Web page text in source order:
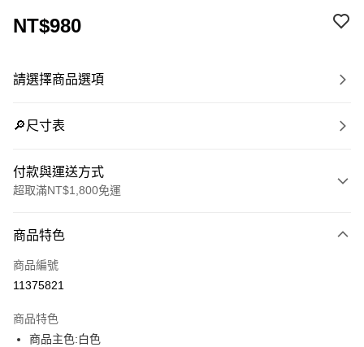
NT$980
請選擇商品選項
🔎尺寸表
付款與運送方式
超取滿NT$1,800免運
信用卡一次付款
LINE Pay
街口支付
商品特色
商品編號
11375821
商品特色
商品主色:白色